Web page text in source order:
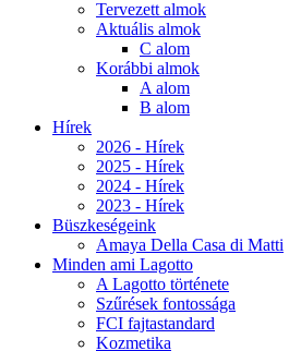
Tervezett almok
Aktuális almok
C alom
Korábbi almok
A alom
B alom
Hírek
2026 - Hírek
2025 - Hírek
2024 - Hírek
2023 - Hírek
Büszkeségeink
Amaya Della Casa di Matti
Minden ami Lagotto
A Lagotto története
Szűrések fontossága
FCI fajtastandard
Kozmetika